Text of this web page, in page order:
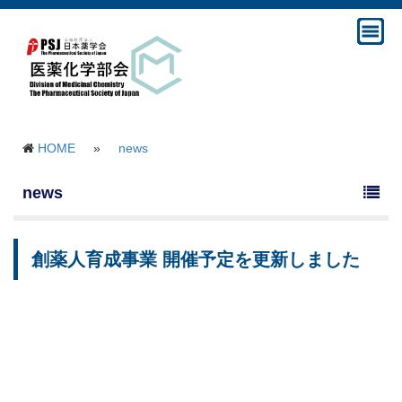
HOME » news
news
創薬人育成事業 開催予定を更新しました